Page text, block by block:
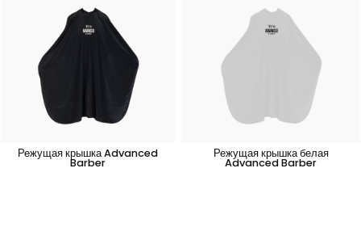
Режущая крышка Advanced
Barber
Режущая крышка белая
Advanced Barber